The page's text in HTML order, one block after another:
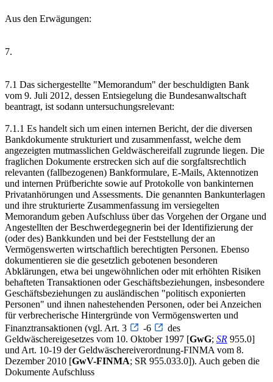
Aus den Erwägungen:
7.
7.1 Das sichergestellte "Memorandum" der beschuldigten Bank
vom 9. Juli 2012, dessen Entsiegelung die Bundesanwaltschaft
beantragt, ist sodann untersuchungsrelevant:
7.1.1 Es handelt sich um einen internen Bericht, der die diversen
Bankdokumente strukturiert und zusammenfasst, welche dem
angezeigten mutmasslichen Geldwäschereifall zugrunde liegen. Die
fraglichen Dokumente erstrecken sich auf die sorgfaltsrechtlich
relevanten (fallbezogenen) Bankformulare, E-Mails, Aktennotizen
und internen Prüfberichte sowie auf Protokolle von bankinternen
Privatanhörungen und Assessments. Die genannten Bankunterlagen
und ihre strukturierte Zusammenfassung im versiegelten
Memorandum geben Aufschluss über das Vorgehen der Organe und
Angestellten der Beschwerdegegnerin bei der Identifizierung der
(oder des) Bankkunden und bei der Feststellung der an
Vermögenswerten wirtschaftlich berechtigten Personen. Ebenso
dokumentieren sie die gesetzlich gebotenen besonderen
Abklärungen, etwa bei ungewöhnlichen oder mit erhöhten Risiken
behafteten Transaktionen oder Geschäftsbeziehungen, insbesondere
Geschäftsbeziehungen zu ausländischen "politisch exponierten
Personen" und ihnen nahestehenden Personen, oder bei Anzeichen
für verbrecherische Hintergründe von Vermögenswerten und
Finanztransaktionen (vgl. Art. 3
-6
des
Geldwäschereigesetzes vom 10. Oktober 1997 [GwG; SR 955.0]
und Art. 10-19 der Geldwäschereiverordnung-FINMA vom 8.
Dezember 2010 [GwV-FINMA; SR 955.033.0]). Auch geben die
Dokumente Aufschluss